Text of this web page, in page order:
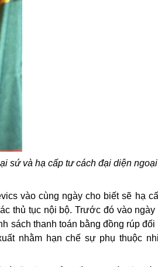
sứ và hạ cấp tư cách đại diện
vào cùng ngày cho biết sẽ hạ
thủ tục nội bộ. Trước đó vào ngày
sách thanh toán bằng đồng rúp
nhằm hạn chế sự phụ thuộc